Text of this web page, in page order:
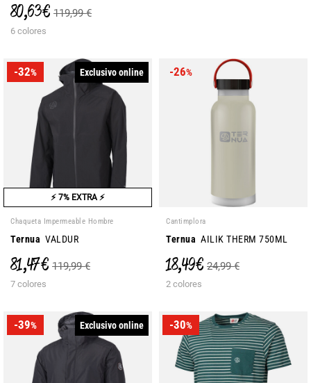
80,63 € 119,99 €
6 colores
-32% Exclusivo online
⚡ 7% EXTRA ⚡
Chaqueta Impermeable Hombre
Ternua VALDUR
81,47 € 119,99 €
7 colores
-26%
Cantimplora
Ternua AILIK THERM 750ML
18,49 € 24,99 €
2 colores
-39% Exclusivo online -30%